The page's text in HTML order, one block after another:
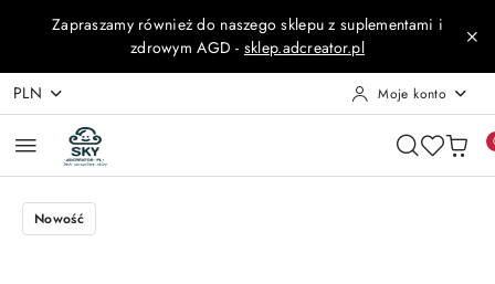
Przejdź do treści głównej
Przejdź do wyszukiwarki
Przejdź do moje konto
Przejdź do menu głównego
Przejdź do opisu produktu
Przejdź do stopki
Zapraszamy również do naszego sklepu z suplementami i
zdrowym AGD - sklep.adcreator.pl
PLN Moje konto
Nowość